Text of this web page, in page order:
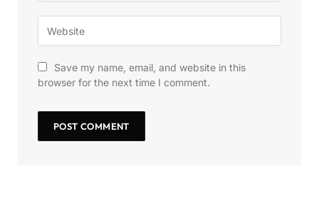
Save my name, email, and website in this
browser for the next time I comment.